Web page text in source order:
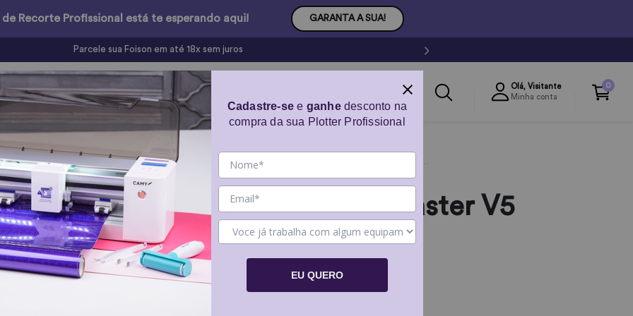
Recorte Profissional está te esperando aqui! GARANTA A SUA!
A Plotter de Recorte Profissional perfeita para você
Olá,Visitante
Minha conta
0
SoftwarePeças de ReposiçãoCursos
Software
Software SignMaster V5
PRO
R$ 899,00
Cadastre-se e ganhedesconto na
compra da sua Plotter Profissional
EU QUERO